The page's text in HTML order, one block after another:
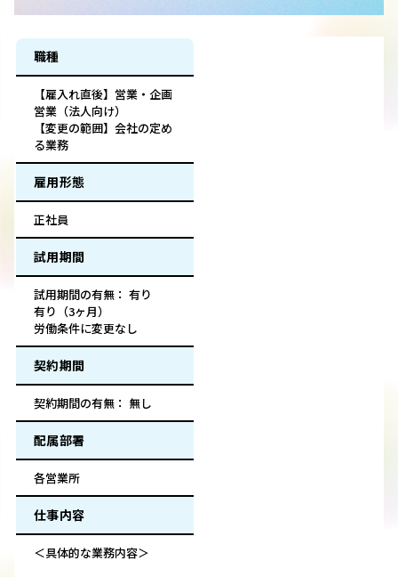
職種
【雇入れ直後】営業・企画
営業（法人向け）
【変更の範囲】会社の定め
る業務
雇用形態
正社員
試用期間
試用期間の有無： 有り
有り（3ヶ月）
労働条件に変更なし
契約期間
契約期間の有無： 無し
配属部署
各営業所
仕事内容
＜具体的な業務内容＞